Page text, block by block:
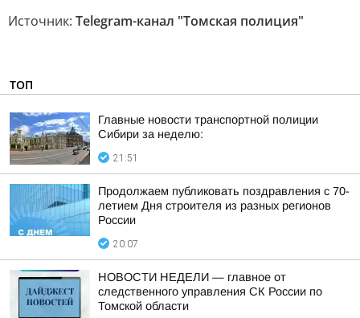
Источник: Telegram-канал "Томская полиция"
ТОП
Главные новости транспортной полиции
Сибири за неделю:
21:51
Продолжаем публиковать поздравления с 70-
летием Дня строителя из разных регионов
России
20:07
НОВОСТИ НЕДЕЛИ — главное от
следственного управления СК России по
Томской области